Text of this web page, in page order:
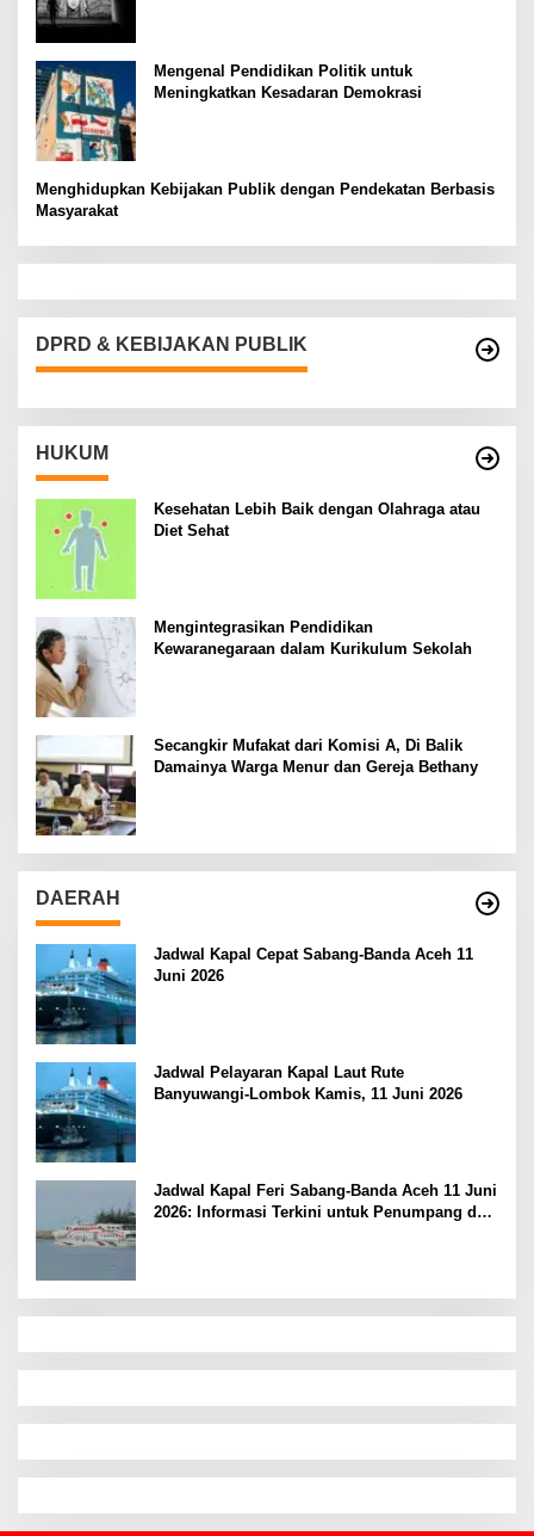
Mengenal Pendidikan Politik untuk
Meningkatkan Kesadaran Demokrasi
Menghidupkan Kebijakan Publik dengan Pendekatan Berbasis
Masyarakat
DPRD & KEBIJAKAN PUBLIK
HUKUM
Kesehatan Lebih Baik dengan Olahraga atau
Diet Sehat
Mengintegrasikan Pendidikan
Kewaranegaraan dalam Kurikulum Sekolah
Secangkir Mufakat dari Komisi A, Di Balik
Damainya Warga Menur dan Gereja Bethany
DAERAH
Jadwal Kapal Cepat Sabang-Banda Aceh 11
Juni 2026
Jadwal Pelayaran Kapal Laut Rute
Banyuwangi-Lombok Kamis, 11 Juni 2026
Jadwal Kapal Feri Sabang-Banda Aceh 11 Juni
2026: Informasi Terkini untuk Penumpang dan